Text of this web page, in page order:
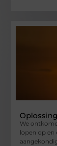
We
lopen op en